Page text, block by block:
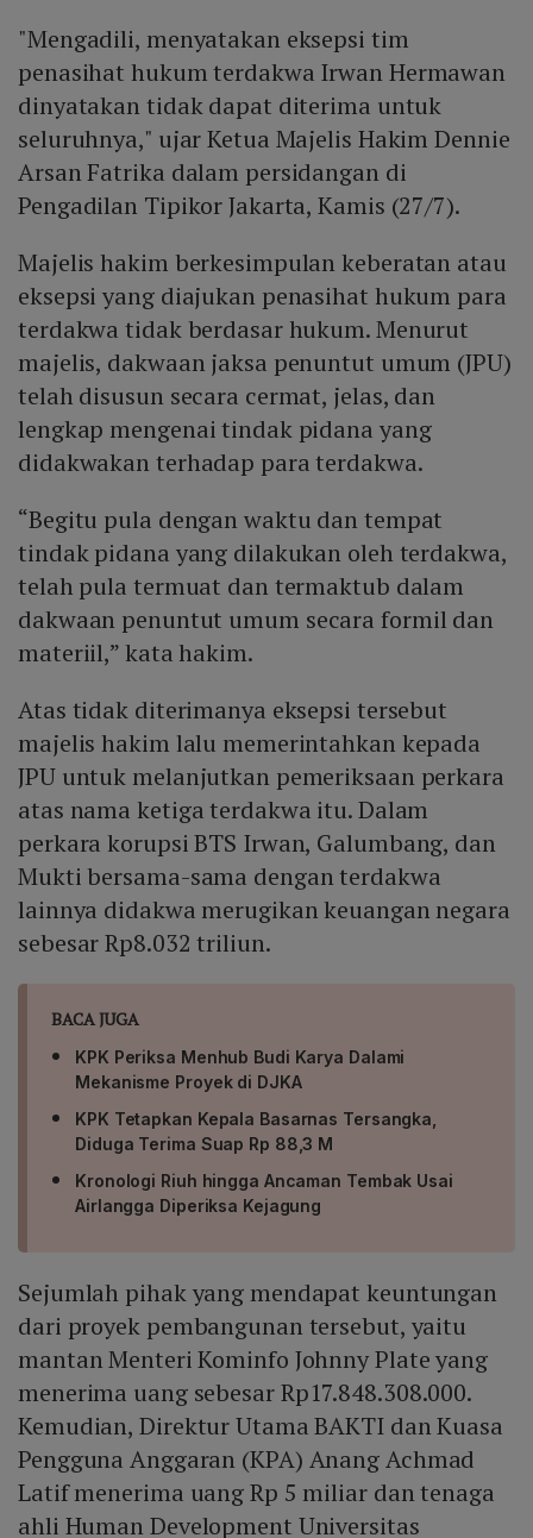
"Mengadili, menyatakan eksepsi tim
penasihat hukum terdakwa Irwan Hermawan
dinyatakan tidak dapat diterima untuk
seluruhnya," ujar Ketua Majelis Hakim Dennie
Arsan Fatrika dalam persidangan di
Pengadilan Tipikor Jakarta, Kamis (27/7).
Majelis hakim berkesimpulan keberatan atau
eksepsi yang diajukan penasihat hukum para
terdakwa tidak berdasar hukum. Menurut
majelis, dakwaan jaksa penuntut umum (JPU)
telah disusun secara cermat, jelas, dan
lengkap mengenai tindak pidana yang
didakwakan terhadap para terdakwa.
“Begitu pula dengan waktu dan tempat
tindak pidana yang dilakukan oleh terdakwa,
telah pula termuat dan termaktub dalam
dakwaan penuntut umum secara formil dan
materiil,” kata hakim.
Atas tidak diterimanya eksepsi tersebut
majelis hakim lalu memerintahkan kepada
JPU untuk melanjutkan pemeriksaan perkara
atas nama ketiga terdakwa itu. Dalam
perkara korupsi BTS Irwan, Galumbang, dan
Mukti bersama-sama dengan terdakwa
lainnya didakwa merugikan keuangan negara
sebesar Rp8.032 triliun.
BACA JUGA
KPK Periksa Menhub Budi Karya Dalami
Mekanisme Proyek di DJKA
KPK Tetapkan Kepala Basarnas Tersangka,
Diduga Terima Suap Rp 88,3 M
Kronologi Riuh hingga Ancaman Tembak Usai
Airlangga Diperiksa Kejagung
Sejumlah pihak yang mendapat keuntungan
dari proyek pembangunan tersebut, yaitu
mantan Menteri Kominfo Johnny Plate yang
menerima uang sebesar Rp17.848.308.000.
Kemudian, Direktur Utama BAKTI dan Kuasa
Pengguna Anggaran (KPA) Anang Achmad
Latif menerima uang Rp 5 miliar dan tenaga
ahli Human Development Universitas